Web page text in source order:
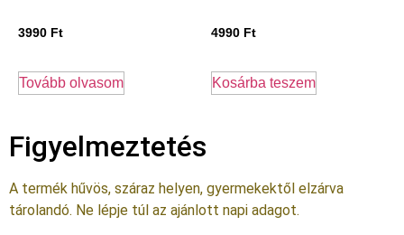
3990 Ft
Tovább olvasom
4990 Ft
Kosárba teszem
Figyelmeztetés
A termék hűvös, száraz helyen, gyermekektől elzárva
tárolandó. Ne lépje túl az ajánlott napi adagot.